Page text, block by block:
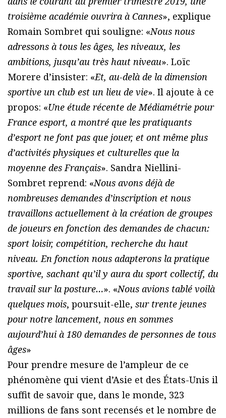
troisième académie ouvrira à Cannes», explique
Romain Sombret qui souligne: «Nous nous
adressons à tous les âges, les niveaux, les
ambitions, jusqu’au très haut niveau». Loïc
Morere d’insister: «Et, au-delà de la dimension
sportive un club est un lieu de vie». Il ajoute à ce
propos: «Une étude récente de Médiamétrie pour
France esport, a montré que les pratiquants
d’esport ne font pas que jouer, et ont même plus
d’activités physiques et culturelles que la
moyenne des Français». Sandra Niellini-
Sombret reprend: «Nous avons déjà de
nombreuses demandes d’inscription et nous
travaillons actuellement à la création de groupes
de joueurs en fonction des demandes de chacun:
sport loisir, compétition, recherche du haut
niveau. En fonction nous adapterons la pratique
sportive, sachant qu’il y aura du sport collectif, du
travail sur la posture…». «Nous avions tablé voilà
quelques mois, poursuit-elle, sur trente jeunes
pour notre lancement, nous en sommes
aujourd’hui à 180 demandes de personnes de tous
âges»
Pour prendre mesure de l’ampleur de ce
phénomène qui vient d’Asie et des États-Unis il
suffit de savoir que, dans le monde, 323
millions de fans sont recensés et le nombre de